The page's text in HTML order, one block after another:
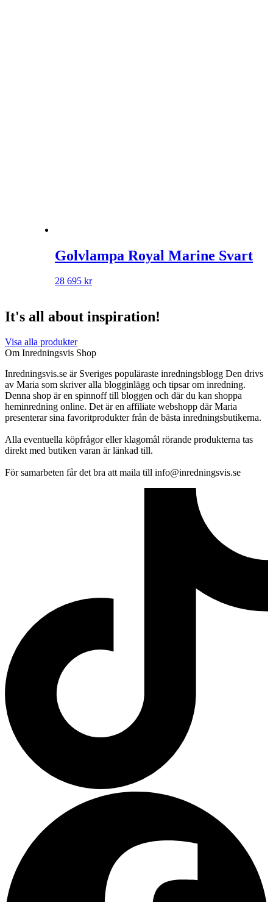
Golvlampa Royal Marine Svart
28 695 kr
It's all about inspiration!
Visa alla produkter
Om Inredningsvis Shop
Inredningsvis.se är Sveriges populäraste inredningsblogg Den drivs
av Maria som skriver alla blogginlägg och tipsar om inredning.
Denna shop är en spinnoff till bloggen och där du kan shoppa
heminredning online. Det är en affiliate webshopp där Maria
presenterar sina favoritprodukter från de bästa inredningsbutikerna.
Alla eventuella köpfrågor eller klagomål rörande produkterna tas
direkt med butiken varan är länkad till.
För samarbeten får det bra att maila till info@inredningsvis.se